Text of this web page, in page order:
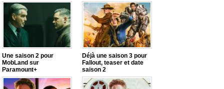
Une saison 2 pour
MobLand sur
Paramount+
Déjà une saison 3 pour
Fallout, teaser et date
saison 2